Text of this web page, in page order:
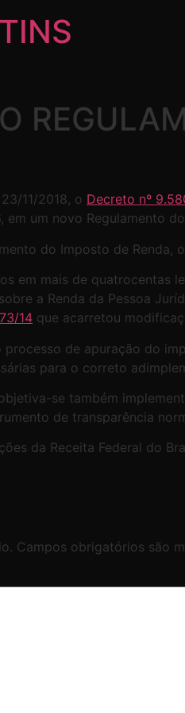
11/2018, o Decreto nº
um novo Regulamento
do Imposto de
em mais de quatrocentas
a Renda da Pessoa
14 que acarretou
de apuração do
para o correto
se também
de transparência
da Receita Federal do
Campos obrigatórios são